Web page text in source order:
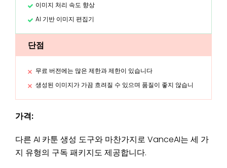
이미지 처리 속도 향상
AI 기반 이미지 편집기
단점
무료 버전에는 많은 제한과 제한이 있습니다
생성된 이미지가 가끔 흐려질 수 있으며 품질이 좋지 않습니
가격:
다른 AI 카툰 생성 도구와 마찬가지로 VanceAI는 세 가
지 유형의 구독 패키지도 제공합니다.